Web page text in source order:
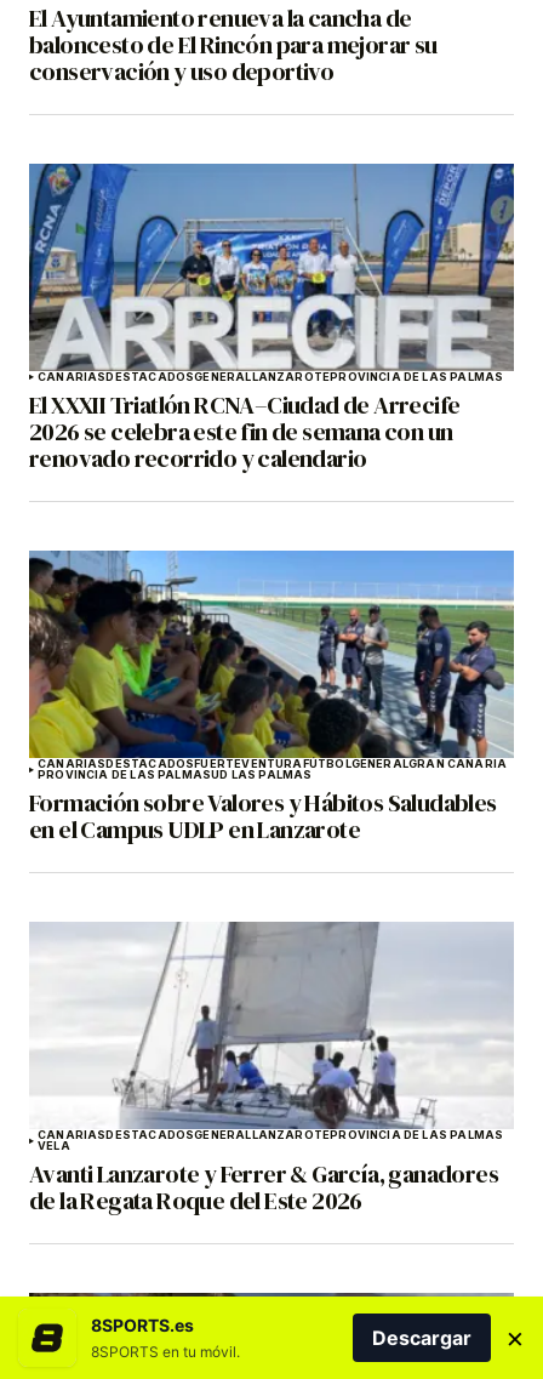
El Ayuntamiento renueva la cancha de
baloncesto de El Rincón para mejorar su
conservación y uso deportivo
CANARIASDESTACADOSGENERALLANZAROTEPROVINCIA DE LAS PALMAS
El XXXII Triatlón RCNA–Ciudad de Arrecife
2026 se celebra este fin de semana con un
renovado recorrido y calendario
CANARIASDESTACADOSFUERTEVENTURAFÚTBOLGENERALGRAN CANARIA
PROVINCIA DE LAS PALMASUD LAS PALMAS
Formación sobre Valores y Hábitos Saludables
en el Campus UDLP en Lanzarote
CANARIASDESTACADOSGENERALLANZAROTEPROVINCIA DE LAS PALMAS
VELA
Avanti Lanzarote y Ferrer & García, ganadores
de la Regata Roque del Este 2026
8SPORTS.es
8SPORTS en tu móvil.
Descargar ×